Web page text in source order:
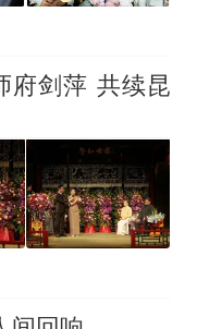
中心附近最
的考试，成绩
么？
府剑萍 共续昆